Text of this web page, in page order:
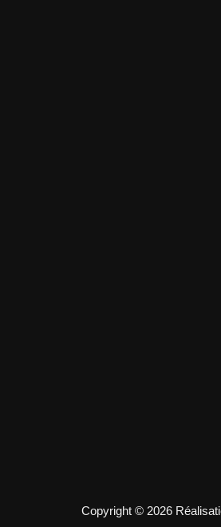
Copyright © 2026